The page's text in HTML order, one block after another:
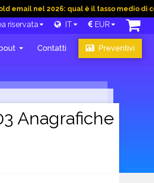
2026: qual è il tasso medio di
riservata IT EUR
Contatti Preventivi
Anagrafiche